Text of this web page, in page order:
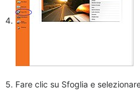
Fare clic su Sfoglia e